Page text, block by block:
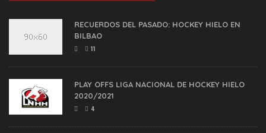
RECUERDOS DEL PASADO: HOCKEY HIELO EN
BILBAO
11
PLAY OFFS LIGA NACIONAL DE HOCKEY HIELO
2020/2021
4